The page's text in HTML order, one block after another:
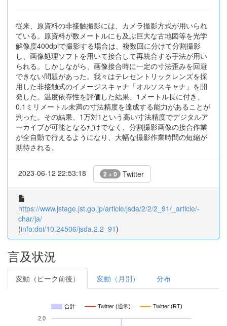
従来、原資料の非接触撮影には、カメラ撮影方式が用いられ
ている。原資料が数メートルにも及ぶ巨大な古地図等を光学
解像度400dpiで撮影する場合は、複数回に分けて分割撮影
し、画像処理ソフトを用いて接合して再統合する手法が用い
られる。しかしながら、画像接合時に一定の寸法歪みを回避
できない問題があった。我々はテレセントリックレンズを採
用した非接触式のイメージスキャナ「オルソスキャナ」を開
発した。温度依存性を評価した結果、1メートル長に付き、
0.1ミリメートル未満の寸法精度を達成する能力があることが
判った。その結果、1万対1という高い寸法精度でデジタルア
ーカイブが可能となるだけでなく、分割撮影画像の接合作業
が全自動で行えるようになり、大幅な撮影作業時間の短縮が
期待される。
2023-06-12 22:53:18 2 + 0 Twitter
https://www.jstage.jst.go.jp/article/jsda/2/2/2_91/_article/-
char/ja/
(info:doi/10.24506/jsda.2.2_91)
言及状況
変動（ピーク前後） 変動（月別） 分布
合計 Twitter (通常) Twitter (RT)
2.0